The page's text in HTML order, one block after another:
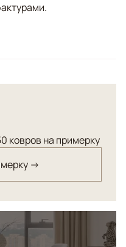
Рельефная,
ворса
(основа ковра) -
ковров на примерку
→